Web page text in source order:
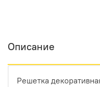
Описание
Решетка